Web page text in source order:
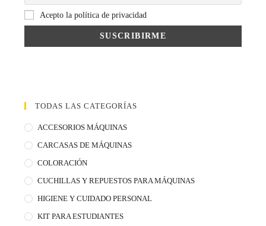
Acepto la política de privacidad
TODAS LAS CATEGORÍAS
ACCESORIOS MÁQUINAS
CARCASAS DE MÁQUINAS
COLORACIÓN
CUCHILLAS Y REPUESTOS PARA MÁQUINAS
HIGIENE Y CUIDADO PERSONAL
KIT PARA ESTUDIANTES